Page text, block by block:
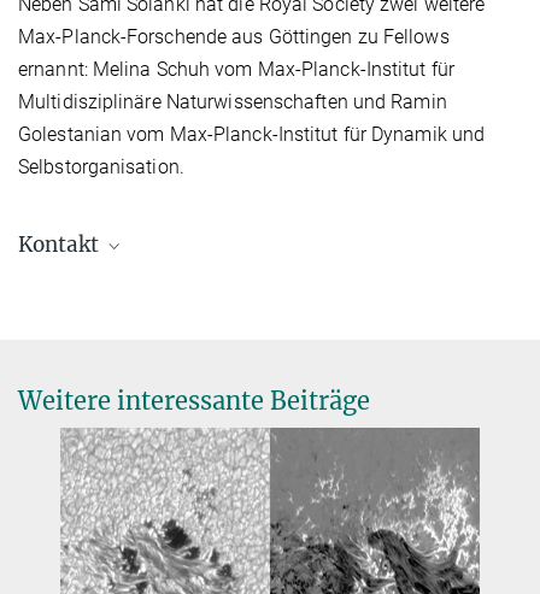
Max-Planck-Forschende aus Göttingen zu Fellows
ernannt: Melina Schuh vom Max-Planck-Institut für
Multidisziplinäre Naturwissenschaften und Ramin
Golestanian vom Max-Planck-Institut für Dynamik und
Selbstorganisation.
Kontakt
krummheuer@...
Max-Planck-Institut für Sonnensystemforschung, Göttingen
Prof. Dr. Sami K. Solanki
Direktor
+49 551 384979-325
Solanki@...
Max-Planck-Institut für Sonnensystemforschung, Göttingen
Weitere interessante Beiträge